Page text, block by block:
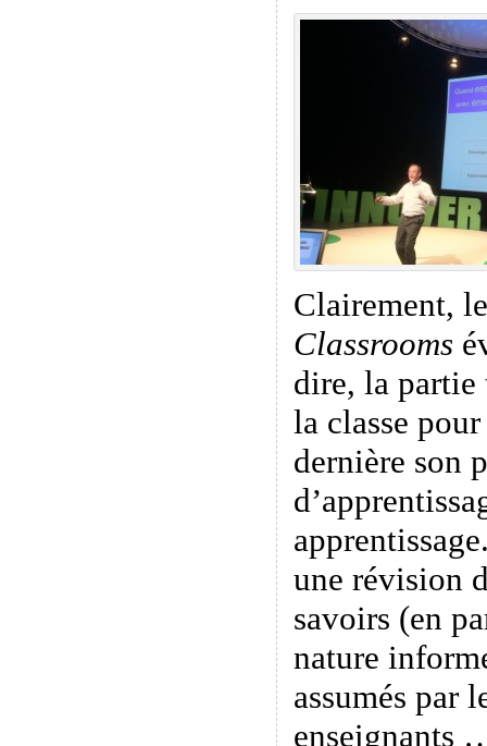
Clairement,
Classrooms
dire, la partie
la classe
dernière son
une révision
savoirs (en
nature
assumés par
enseignants